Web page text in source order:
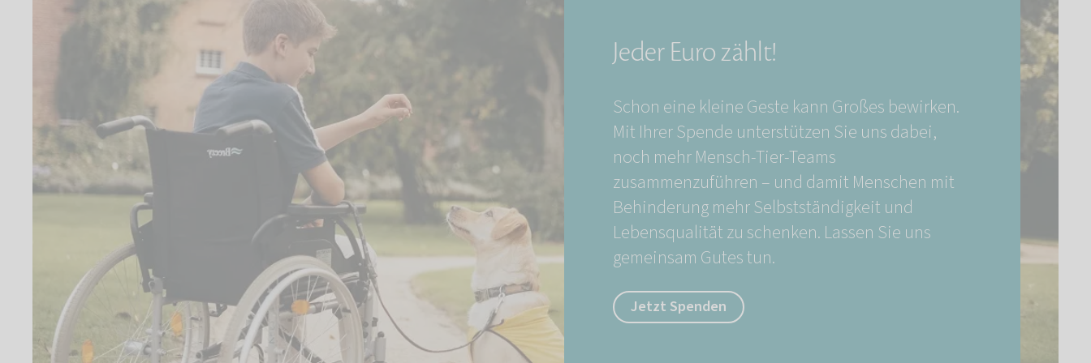
Jeder Euro zählt!
Schon eine kleine Geste kann Großes bewirken.
Mit Ihrer Spende unterstützen Sie uns dabei,
noch mehr Mensch-Tier-Teams
zusammenzuführen – und damit Menschen mit
Behinderung mehr Selbstständigkeit und
Lebensqualität zu schenken. Lassen Sie uns
gemeinsam Gutes tun.
Jetzt Spenden